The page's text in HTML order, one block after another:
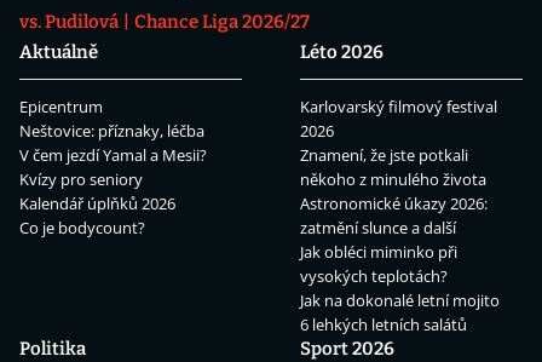
vs. Pudilová
Chance Liga 2026/27
Aktuálně
Epicentrum
Neštovice: příznaky, léčba
V čem jezdí Yamal a Mesii?
Kvízy pro seniory
Kalendář úplňků 2026
Co je bodycount?
Léto 2026
Karlovarský filmový festival
2026
Znamení, že jste potkali
někoho z minulého života
Astronomické úkazy 2026:
zatmění slunce a další
Jak obléci miminko při
vysokých teplotách?
Jak na dokonalé letní mojito
6 lehkých letních salátů
Politika
Sport 2026